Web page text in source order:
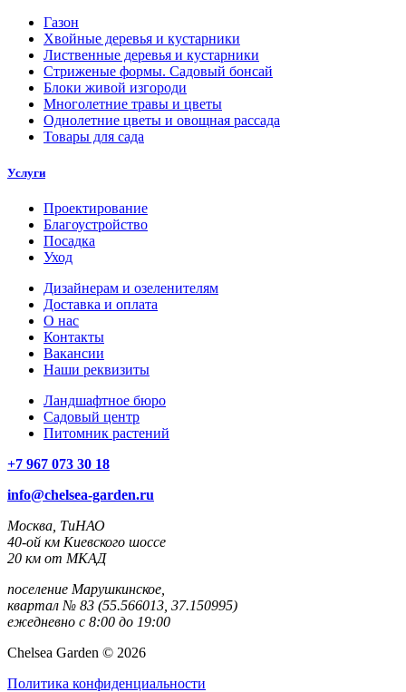
Газон
Хвойные деревья и кустарники
Лиственные деревья и кустарники
Стриженые формы. Садовый бонсай
Блоки живой изгороди
Многолетние травы и цветы
Однолетние цветы и овощная рассада
Товары для сада
Услуги
Проектирование
Благоустройство
Посадка
Уход
Дизайнерам и озеленителям
Доставка и оплата
О нас
Контакты
Вакансии
Наши реквизиты
Ландшафтное бюро
Садовый центр
Питомник растений
+7 967 073 30 18
info@chelsea-garden.ru
Москва, ТиНАО
40-ой км Киевского шоссе
20 км от МКАД
поселение Марушкинское,
квартал № 83 (55.566013, 37.150995)
ежедневно с 8:00 до 19:00
Chelsea Garden © 2026
Политика конфиденциальности